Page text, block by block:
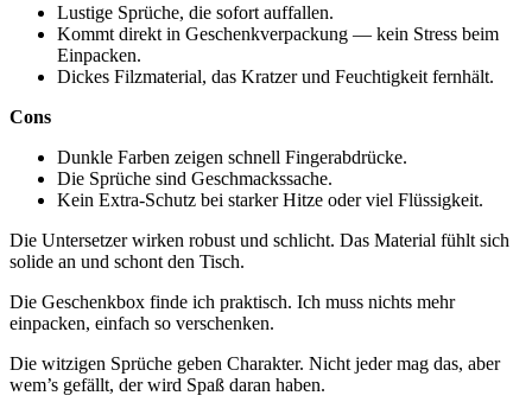
Lustige Sprüche, die sofort auffallen.
Kommt direkt in Geschenkverpackung — kein Stress beim
Einpacken.
Dickes Filzmaterial, das Kratzer und Feuchtigkeit fernhält.
Cons
Dunkle Farben zeigen schnell Fingerabdrücke.
Die Sprüche sind Geschmackssache.
Kein Extra-Schutz bei starker Hitze oder viel Flüssigkeit.
Die Untersetzer wirken robust und schlicht. Das Material fühlt sich
solide an und schont den Tisch.
Die Geschenkbox finde ich praktisch. Ich muss nichts mehr
einpacken, einfach so verschenken.
Die witzigen Sprüche geben Charakter. Nicht jeder mag das, aber
wem’s gefällt, der wird Spaß daran haben.